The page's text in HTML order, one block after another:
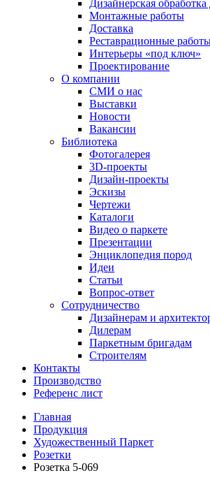
Дизайнерская
Монтажные работы
Доставка
Реставрационные
Интерьеры «под ключ»
Проектирование
О компании
СМИ о нас
Выставки
Новости
Вакансии
Библиотека
Фотогалерея
3D-проекты
Дизайн-проекты
Эскизы
Чертежи
Каталоги
Видео о паркете
Презентации
Энциклопедия пород
Идеи
Статьи
Вопрос-ответ
Сотрудничество
Дизайнерам и
Дилерам
Паркетным бригадам
Строителям
Контакты
Производство
Референс лист
Главная
Продукция
Художественный Паркет
Розетки
Розетка 5-069